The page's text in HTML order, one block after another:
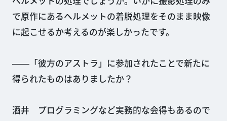
で原作にあるヘルメットの着脱処理をそのまま映像
に起こせるか考えるのが楽しかったです。
――「彼方のアストラ」に参加されたことで新たに
得られたものはありましたか？
酒井 プログラミングなど実務的な会得もあるので